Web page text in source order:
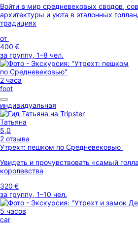
Войти в мир средневековых сводов,
архитектуры и уюта в эталонных
традициях
от
400 €
за группу, 1–8 чел.
2 часа
foot
индивидуальная
Татьяна
5,0
2 отзыва
Утрехт: пешком по Средневековью
Увидеть и прочувствовать «самый
королевства
320 €
за группу, 1–10 чел.
5 часов
car